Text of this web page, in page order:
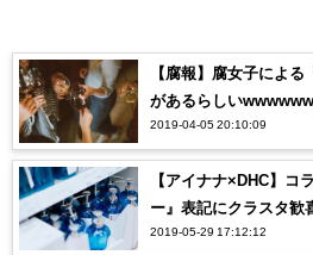
【腐報】腐女子によ
があるらしいwwwwww
2019-04-05 20:10:09
【アイナナ×DHC】コ
ー』表記にクラスタ歓
2019-05-29 17:12:12